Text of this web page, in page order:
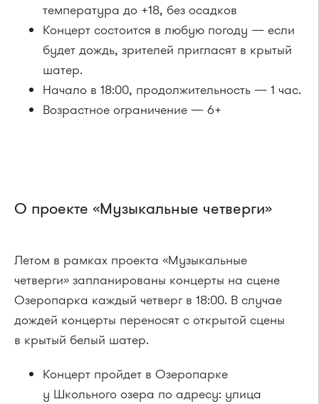
температура до +18, без осадков
Концерт состоится в любую погоду — если
будет дождь, зрителей пригласят в крытый
шатер.
Начало в 18:00, продолжительность — 1 час.
Возрастное ограничение — 6+
О проекте «Музыкальные четверги»
Летом в рамках проекта «Музыкальные
четверги» запланированы концерты на сцене
Озеропарка каждый четверг в 18:00. В случае
дождей концерты переносят с открытой сцены
в крытый белый шатер.
Концерт пройдет в Озеропарке
у Школьного озера по адресу: улица